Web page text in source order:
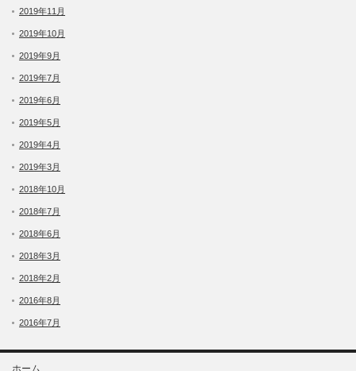
2019年11月
2019年10月
2019年9月
2019年7月
2019年6月
2019年5月
2019年4月
2019年3月
2018年10月
2018年7月
2018年6月
2018年3月
2018年2月
2016年8月
2016年7月